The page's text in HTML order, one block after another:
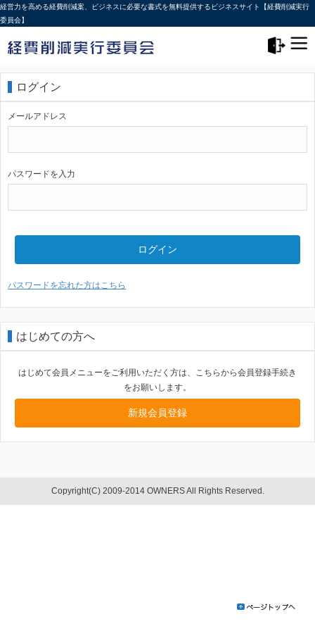
経営力を高める経費削減案、ビジネスに必要な書式を無料提供するビジネスサイト【経費削減実行
委員会】
ログイン
メールアドレス
パスワードを入力
ログイン
パスワードを忘れた方はこちら
はじめての方へ
はじめて会員メニューをご利用いただく方は、こちらから会員登録手続き
をお願いします。
新規会員登録
Copyright(C) 2009-2014 OWNERS All Rights Reserved.